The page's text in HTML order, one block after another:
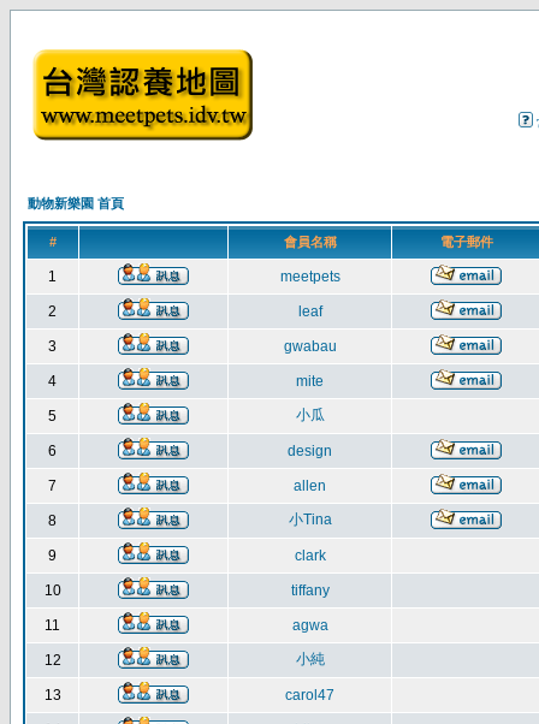
動物新樂園 首頁
# 會員名稱 電子郵件
1 meetpets
2 leaf
3 gwabau
4 mite
5 小瓜
6 design
7 allen
8 小Tina
9 clark
10 tiffany
11 agwa
12 小純
13 carol47